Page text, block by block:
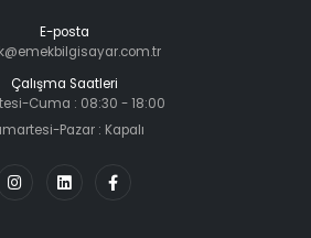
E-posta
Çalışma Saatleri
Cuma : 08:30 - 18:00
Pazar : Kapalı